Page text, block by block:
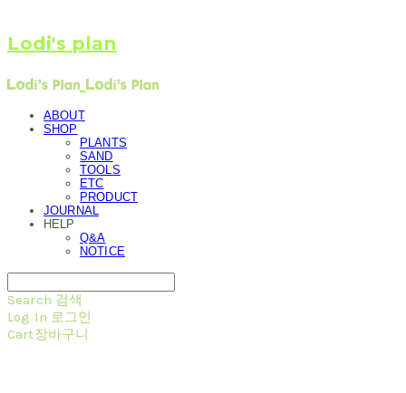
Lodi's plan
ABOUT
SHOP
PLANTS
SAND
TOOLS
ETC
PRODUCT
JOURNAL
HELP
Q&A
NOTICE
Search 검색
Log In 로그인
Cart장바구니